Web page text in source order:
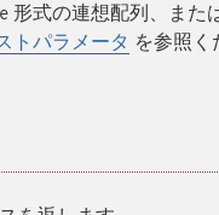
形式の連想配列、また
トパラメータ を参照く